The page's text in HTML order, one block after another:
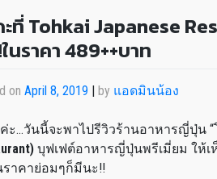
ที่ Tohkai Japanese
นราคา 489++บาท
on April 8, 2019 | by แอดมินน้อง
ะ…วันนี้จะพาไปรีวิวร้านอาหารญี่ปุ่น “
บุฟเฟต์อาหารญี่ปุ่นพรีเมี่ยม ให้
ราคาย่อมๆก็มีนะ!!